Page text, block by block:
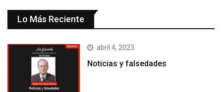
Lo Más Reciente
abril 4, 2023
Noticias y falsedades